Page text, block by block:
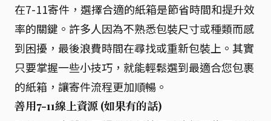
在7-11寄件，選擇合適的紙箱是節省時間和提升效
率的關鍵。許多人因為不熟悉包裝尺寸或種類而感
到困擾，最後浪費時間在尋找或重新包裝上。其實
只要掌握一些小技巧，就能輕鬆選到最適合您包裹
的紙箱，讓寄件流程更加順暢。
善用7-11線上資源 (如果有的話)